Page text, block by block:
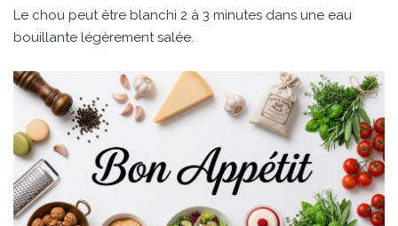
Le chou peut être blanchi 2 à 3 minutes dans une eau
bouillante légèrement salée.